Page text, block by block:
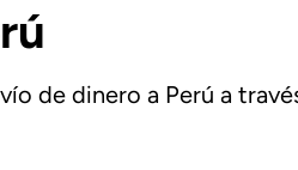
de dinero a Perú a